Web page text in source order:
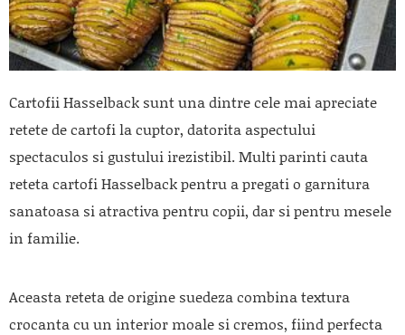
Cartofii Hasselback sunt una dintre cele mai apreciate
retete de cartofi la cuptor, datorita aspectului
spectaculos si gustului irezistibil. Multi parinti cauta
reteta cartofi Hasselback pentru a pregati o garnitura
sanatoasa si atractiva pentru copii, dar si pentru mesele
in familie.
Aceasta reteta de origine suedeza combina textura
crocanta cu un interior moale si cremos, fiind perfecta